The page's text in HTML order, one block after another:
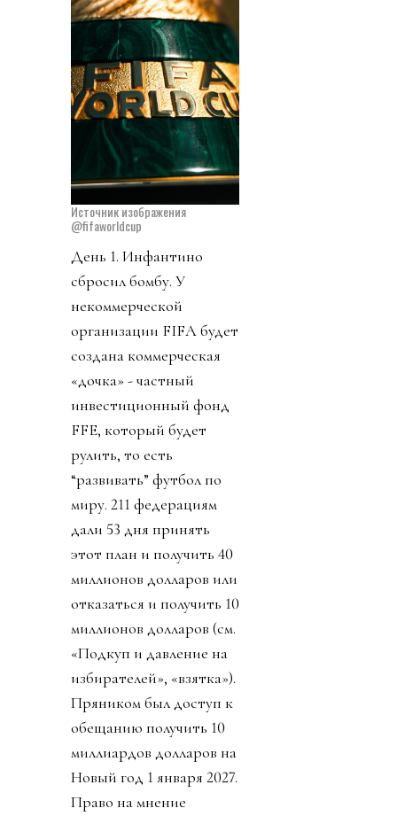
Источник изображения
@fifaworldcup
День 1. Инфантино
сбросил бомбу. У
некоммерческой
организации FIFA будет
создана коммерческая
«дочка» - частный
инвестиционный фонд
FFE, который будет
рулить, то есть
“развивать” футбол по
миру. 211 федерациям
дали 53 дня принять
этот план и получить 40
миллионов долларов или
отказаться и получить 10
миллионов долларов (см.
«Подкуп и давление на
избирателей», «взятка»).
Пряником был доступ к
обещанию получить 10
миллиардов долларов на
Новый год 1 января 2027.
Право на мнение